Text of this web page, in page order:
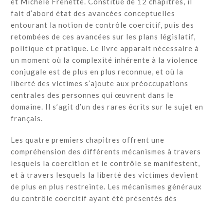
fait d’abord état des avancées conceptuelles
entourant la notion de contrôle coercitif, puis des
retombées de ces avancées sur les plans législatif,
politique et pratique. Le livre apparait nécessaire à
un moment où la complexité inhérente à la violence
conjugale est de plus en plus reconnue, et où la
liberté des victimes s’ajoute aux préoccupations
centrales des personnes qui œuvrent dans le
domaine. Il s’agit d’un des rares écrits sur le sujet en
français.
Les quatre premiers chapitres offrent une
compréhension des différents mécanismes à travers
lesquels la coercition et le contrôle se manifestent,
et à travers lesquels la liberté des victimes devient
de plus en plus restreinte. Les mécanismes généraux
du contrôle coercitif ayant été présentés dès